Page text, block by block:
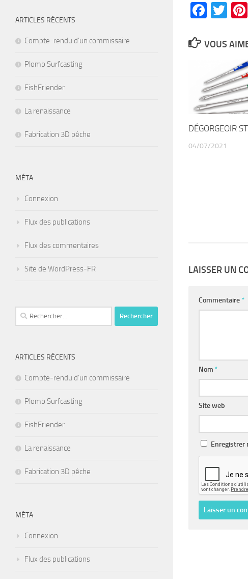
VOUS
DÉGORGEOIR
04/07/2021
LAISSER UN
Commentaire *
Nom *
Site web
Enregistrer
ARTICLES RÉCENTS
Compte-rendu d’un commissaire
Plomb Surfcasting
FishFriender
La renaissance
Fabrication 3D pêche
MÉTA
Connexion
Flux des publications
Flux des commentaires
Site de WordPress-FR
Rechercher :
ARTICLES RÉCENTS
Compte-rendu d’un commissaire
Plomb Surfcasting
FishFriender
La renaissance
Fabrication 3D pêche
MÉTA
Connexion
Flux des publications